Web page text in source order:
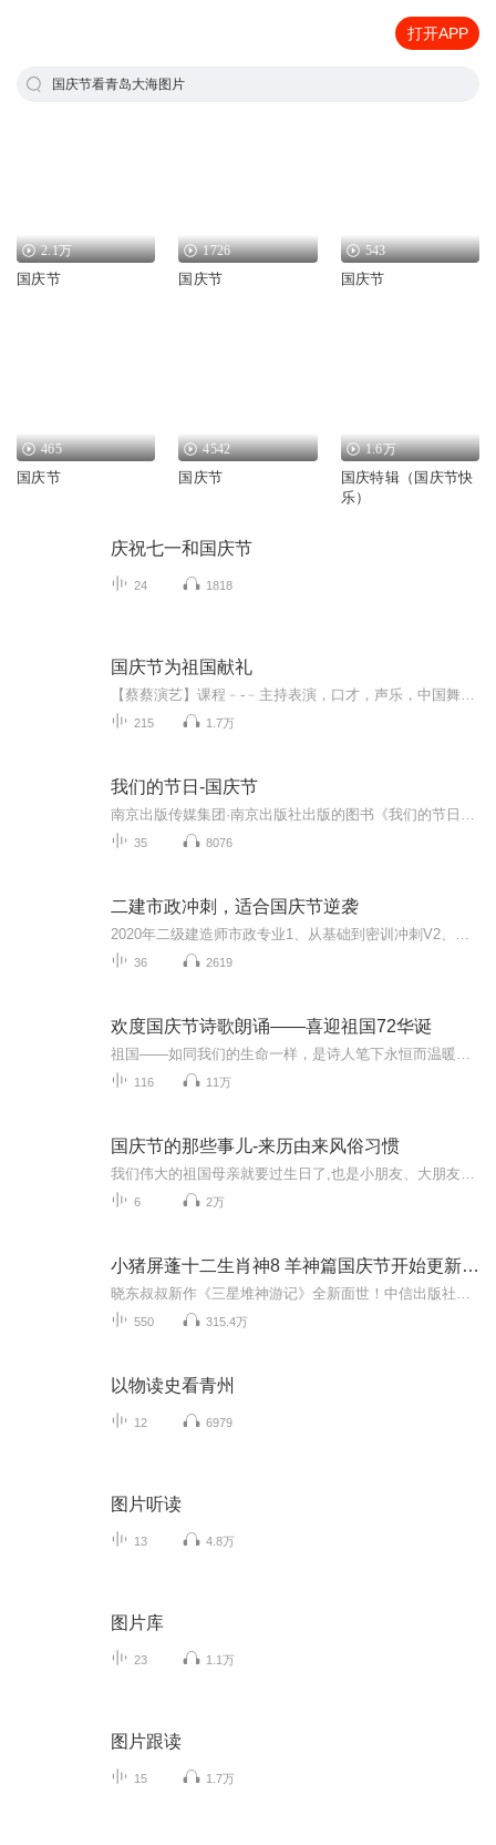
打开APP
国庆节看青岛大海图片
2.1万
国庆节
1726
国庆节
543
国庆节
465
国庆节
4542
国庆节
1.6万
国庆特辑（国庆节快
乐）
庆祝七一和国庆节
24 1818
国庆节为祖国献礼
215 1.7万
我们的节日-国庆节
35 8076
二建市政冲刺，适合国庆节逆袭
36 2619
欢度国庆节诗歌朗诵——喜迎祖国72华诞
116 11万
国庆节的那些事儿-来历由来风俗习惯
6 2万
小猪屏蓬十二生肖神8 羊神篇国庆节开始更新啦！
550 315.4万
以物读史看青州
12 6979
图片听读
13 4.8万
图片库
23 1.1万
图片跟读
15 1.7万